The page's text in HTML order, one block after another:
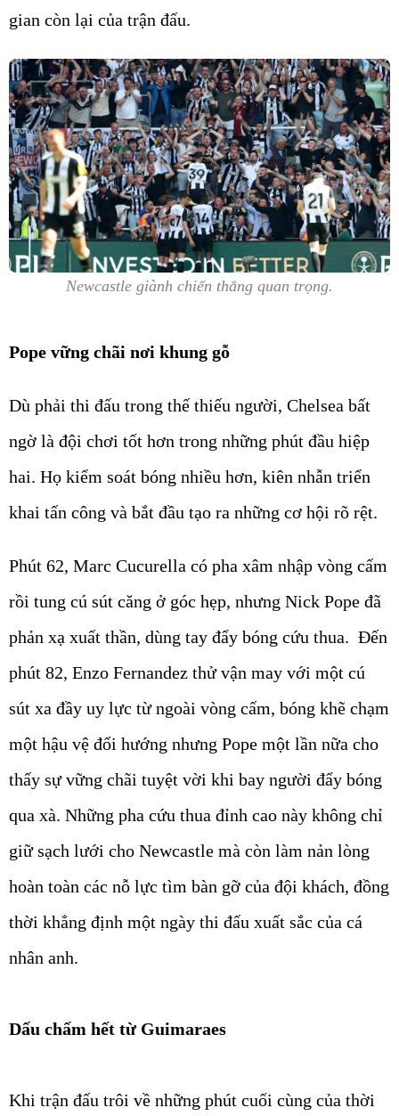
gian còn lại của trận đấu.
Newcastle giành chiến thắng quan trọng.
Pope vững chãi nơi khung gỗ
Dù phải thi đấu trong thế thiếu người, Chelsea bất
ngờ là đội chơi tốt hơn trong những phút đầu hiệp
hai. Họ kiểm soát bóng nhiều hơn, kiên nhẫn triển
khai tấn công và bắt đầu tạo ra những cơ hội rõ rệt.
Phút 62, Marc Cucurella có pha xâm nhập vòng cấm
rồi tung cú sút căng ở góc hẹp, nhưng Nick Pope đã
phản xạ xuất thần, dùng tay đẩy bóng cứu thua. Đến
phút 82, Enzo Fernandez thử vận may với một cú
sút xa đầy uy lực từ ngoài vòng cấm, bóng khẽ chạm
một hậu vệ đổi hướng nhưng Pope một lần nữa cho
thấy sự vững chãi tuyệt vời khi bay người đẩy bóng
qua xà. Những pha cứu thua đỉnh cao này không chỉ
giữ sạch lưới cho Newcastle mà còn làm nản lòng
hoàn toàn các nỗ lực tìm bàn gỡ của đội khách, đồng
thời khẳng định một ngày thi đấu xuất sắc của cá
nhân anh.
Dấu chấm hết từ Guimaraes
Khi trận đấu trôi về những phút cuối cùng của thời